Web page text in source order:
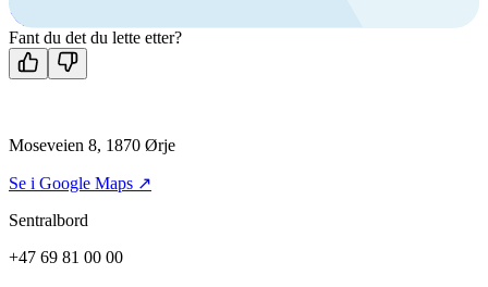
Kontakt oss
Fant du det du lette etter?
Moseveien 8, 1870 Ørje
Se i Google Maps ↗
Sentralbord
+47 69 81 00 00